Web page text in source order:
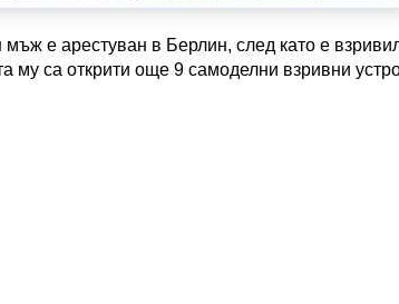
мъж е арестуван в Берлин, след като е
му са открити още 9 самоделни взривни